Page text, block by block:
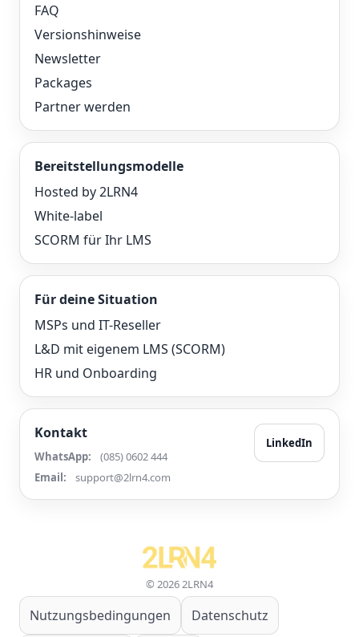
FAQ
Versionshinweise
Newsletter
Packages
Partner werden
Bereitstellungsmodelle
Hosted by 2LRN4
White-label
SCORM für Ihr LMS
Für deine Situation
MSPs und IT-Reseller
L&D mit eigenem LMS (SCORM)
HR und Onboarding
Kontakt
WhatsApp:
(085) 0602 444
Email:
support@2lrn4.com
LinkedIn
© 2026 2LRN4
Nutzungsbedingungen Datenschutz